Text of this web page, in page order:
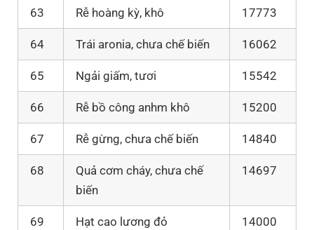
63 Rễ hoàng kỳ, khô 17773
64 Trái aronia, chưa chế biến 16062
65 Ngải giấm, tươi 15542
66 Rễ bồ công anhm khô 15200
67 Rễ gừng, chưa chế biến 14840
68
Quả cơm cháy, chưa chế
biến
14697
69 Hạt cao lương đỏ 14000